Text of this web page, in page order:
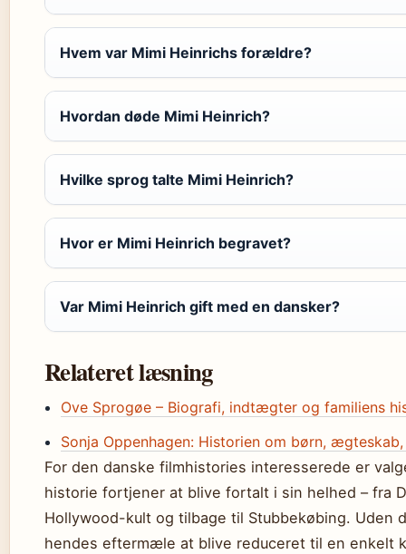
Hvem var Mimi Heinrichs forældre?
Hvordan døde Mimi Heinrich?
Hvilke sprog talte Mimi Heinrich?
Hvor er Mimi Heinrich begravet?
Var Mimi Heinrich gift med en dansker?
Relateret læsning
Ove Sprogøe – Biografi, indtægter og familiens
Sonja Oppenhagen: Historien om børn,
For den danske filmhistories interesserede er
historie fortjener at blive fortalt i sin helhed – fra
Hollywood-kult og tilbage til Stubbekøbing. Uden
hendes eftermæle at blive reduceret til en enkelt